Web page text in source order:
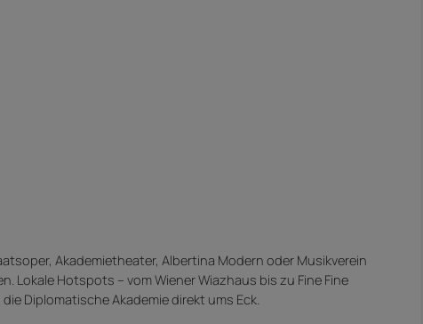
Akademietheater, Albertina Modern oder Musikverein
Lokale Hotspots – vom Wiener Wiazhaus bis zu Fine Fine
Diplomatische Akademie direkt ums Eck.